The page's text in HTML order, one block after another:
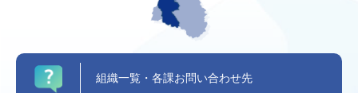
組織一覧・各課お問い合わせ先